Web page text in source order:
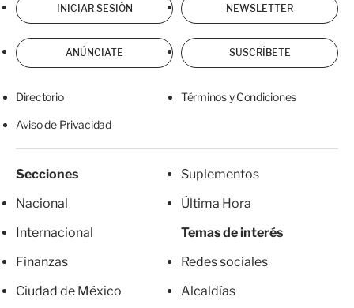
INICIAR SESIÓN NEWSLETTER
ANÚNCIATE SUSCRÍBETE
Directorio Términos y Condiciones
Aviso de Privacidad
Secciones
Nacional
Internacional
Finanzas
Ciudad de México
Suplementos
Última Hora
Temas de interés
Redes sociales
Alcaldías